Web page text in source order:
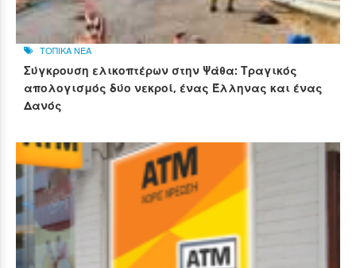
ΤΟΠΙΚΑ ΝΕΑ
Σύγκρουση ελικοπτέρων στην Ψάθα: Τραγικός
απολογισμός δύο νεκροί, ένας Έλληνας και ένας
Δανός